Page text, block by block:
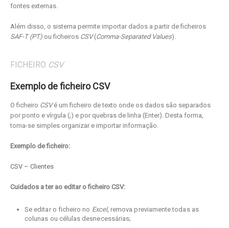
fontes externas.
Além disso, o sistema permite importar dados a partir de ficheiros
SAF-T (PT) ou ficheiros CSV(Comma-Separated Values).
FICHEIRO CSV
Exemplo de ficheiro CSV
O ficheiro CSVé um ficheiro de texto onde os dados são separados
por ponto e vírgula (;) e por quebras de linha (Enter). Desta forma,
torna-se simples organizar e importar informação.
Exemplo de ficheiro:
CSV – Clientes
Cuidados a ter ao editar o ficheiro CSV:
Se editar o ficheiro no Excel, remova previamente todas as
colunas ou células desnecessárias;